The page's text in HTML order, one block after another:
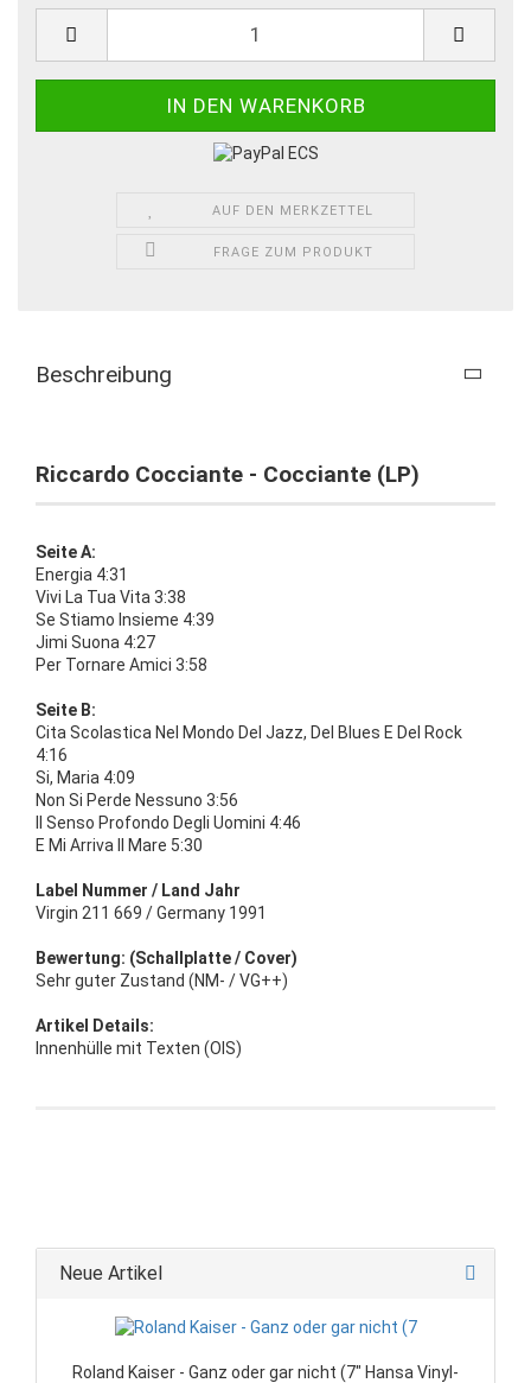
AUF DEN MERKZETTEL
FRAGE ZUM PRODUKT
Beschreibung
Riccardo Cocciante - Cocciante (LP)
Seite A:
Energia 4:31
Vivi La Tua Vita 3:38
Se Stiamo Insieme 4:39
Jimi Suona 4:27
Per Tornare Amici 3:58
Seite B:
Cita Scolastica Nel Mondo Del Jazz, Del Blues E Del Rock
4:16
Si, Maria 4:09
Non Si Perde Nessuno 3:56
Il Senso Profondo Degli Uomini 4:46
E Mi Arriva Il Mare 5:30
Label Nummer / Land Jahr
Virgin 211 669 / Germany 1991
Bewertung: (Schallplatte / Cover)
Sehr guter Zustand (NM- / VG++)
Artikel Details:
Innenhülle mit Texten (OIS)
Neue Artikel
Roland Kaiser - Ganz oder gar nicht (7" Hansa Vinyl-